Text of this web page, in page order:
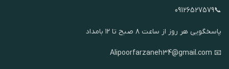
📞09126527579
پاسخگویی هر روز از ساعت ۸ صبح تا ۱۲ بامداد
📧 Alipoorfarzaneh34@gmail.com